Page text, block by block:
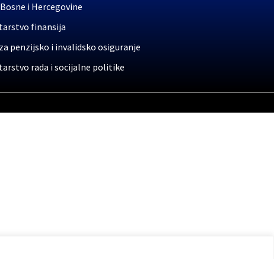
i Hercegovine
finansija
penzijsko i invalidsko osiguranje
rada i socijalne politike